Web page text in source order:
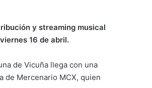
y streaming musical
16 de abril.
de Vicuña llega con una
de Mercenario MCX, quien